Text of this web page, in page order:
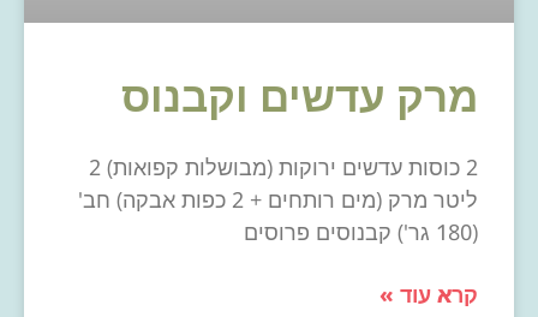
מרק עדשים וקבנוס
2 כוסות עדשים ירוקות (מבושלות קפואות) 2
ליטר מרק (מים רותחים + 2 כפות אבקה) חב'
(180 גר') קבנוסים פרוסים
קרא עוד »